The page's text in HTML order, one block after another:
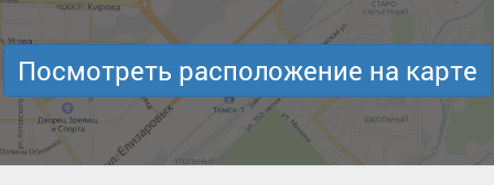
Посмотреть расположение на карте